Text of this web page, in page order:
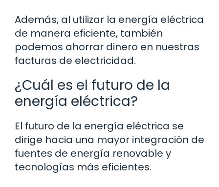
Además, al utilizar la energía eléctrica
de manera eficiente, también
podemos ahorrar dinero en nuestras
facturas de electricidad.
¿Cuál es el futuro de la
energía eléctrica?
El futuro de la energía eléctrica se
dirige hacia una mayor integración de
fuentes de energía renovable y
tecnologías más eficientes.